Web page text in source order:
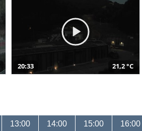
20:33 21,2 °C
13:00 14:00 15:00 16:00